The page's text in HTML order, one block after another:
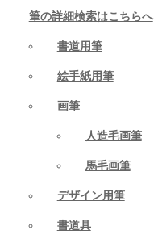
筆の詳細検索はこちらへ
書道用筆
絵手紙用筆
画筆
人造毛画筆
馬毛画筆
デザイン用筆
書道具